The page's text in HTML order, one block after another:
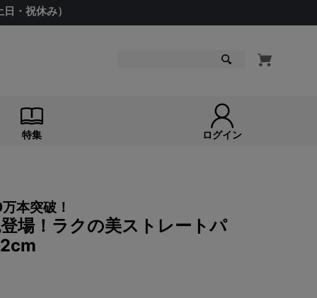
・祝休み）
特集 ログイン
本突破！
場！ラクの美ストレートパ